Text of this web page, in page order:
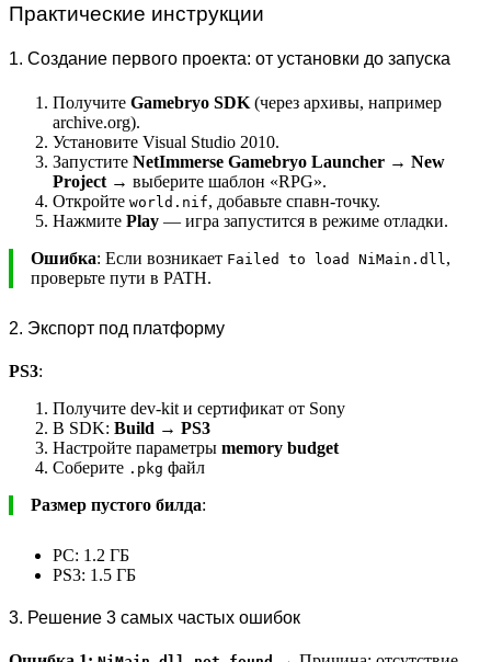
Практические инструкции
1. Создание первого проекта: от установки до запуска
Получите Gamebryo SDK (через архивы, например
archive.org).
Установите Visual Studio 2010.
Запустите NetImmerse Gamebryo Launcher → New
Project → выберите шаблон «RPG».
Откройте world.nif, добавьте спавн-точку.
Нажмите Play — игра запустится в режиме отладки.
Ошибка: Если возникает Failed to load NiMain.dll ,
проверьте пути в PATH.
2. Экспорт под платформу
PS3:
Получите dev-kit и сертификат от Sony
В SDK: Build → PS3
Настройте параметры memory budget
Соберите .pkg файл
Размер пустого билда:
PC: 1.2 ГБ
PS3: 1.5 ГБ
3. Решение 3 самых частых ошибок